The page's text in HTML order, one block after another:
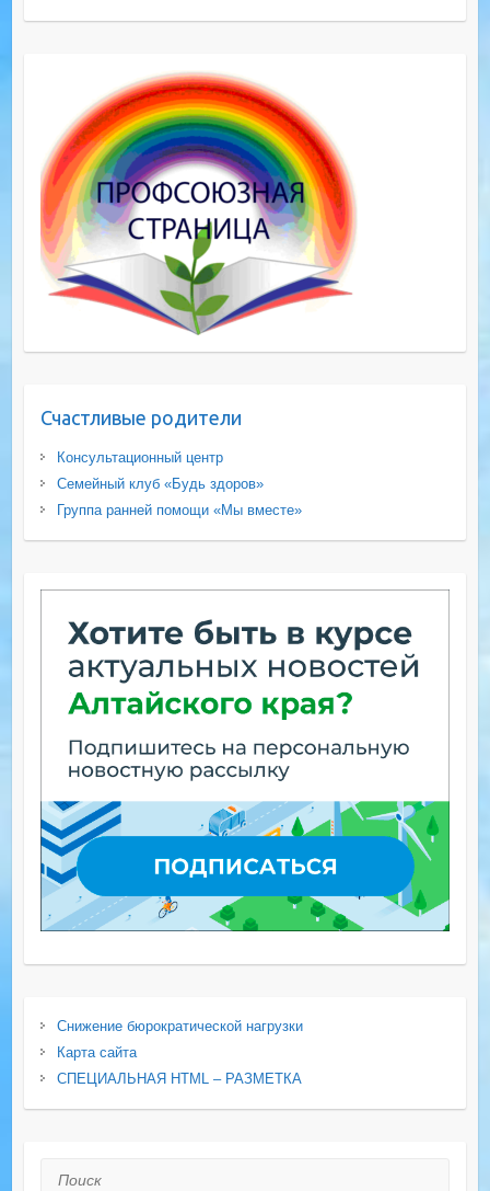
Счастливые родители
Консультационный центр
Семейный клуб «Будь здоров»
Группа ранней помощи «Мы вместе»
Снижение бюрократической нагрузки
Карта сайта
СПЕЦИАЛЬНАЯ HTML – РАЗМЕТКА
Поиск